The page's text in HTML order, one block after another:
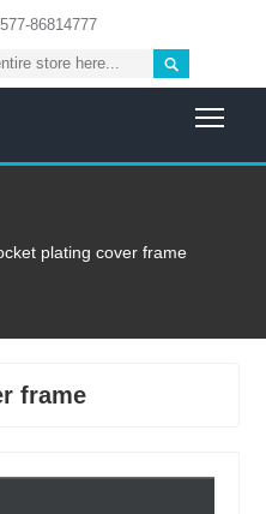
86814777

plating cover frame
frame